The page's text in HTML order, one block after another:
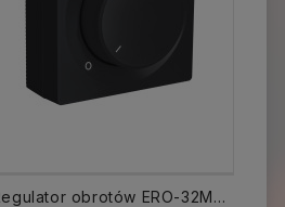
Regulator obrotów ERO-32MN-1-CZ czarny do ANeco, TH, THP